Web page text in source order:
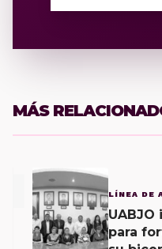
MÁS
LÍNEA DE
para